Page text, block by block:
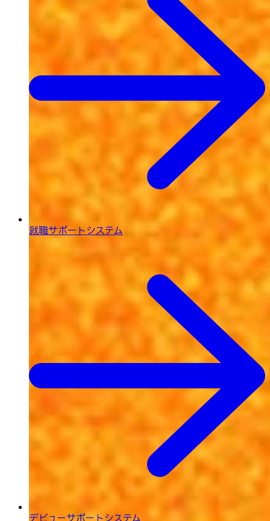
就職サポートシステム
デビューサポートシステム